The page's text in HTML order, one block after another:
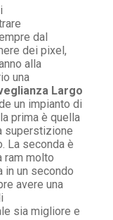
dal
dei pixel,
alla
una
Largo
un impianto di
prima è quella
superstizione
La seconda è
ram molto
in un secondo
avere una
sia migliore e